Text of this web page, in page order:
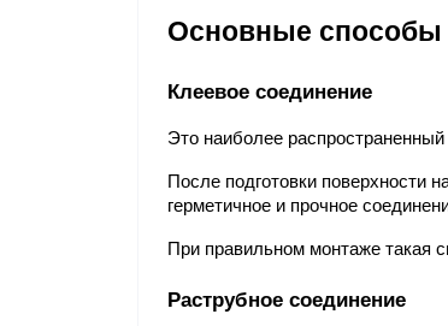
Основные способы
Клеевое соединение
Это наиболее
После подготовки поверхности
герметичное и прочное
При правильном монтаже такая
Раструбное соединение